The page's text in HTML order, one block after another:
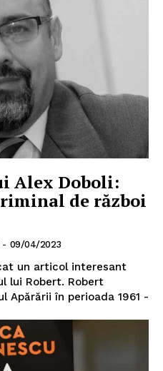
Alex Doboli:
de război
- 09/04/2023
un articol interesant
lui Robert. Robert
Apărării în perioada 1961 -